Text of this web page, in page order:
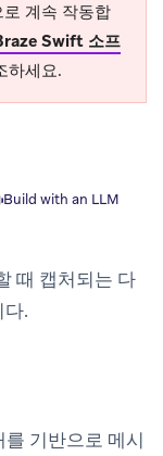
계속 작동합
Swift 소프
하세요.
Build with an LLM
때 캡처되는 다
.
기반으로 메시